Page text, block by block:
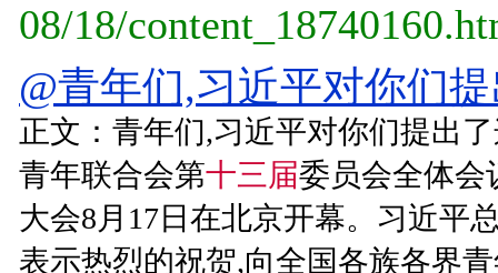
08/18/
@青年们,习近平对你们
正文：青年们,习近平对你们提出
青年联合会第十三届委员会全体会
大会8月17日在北京开幕。习近平
表示热烈的祝贺,向全国各族各界